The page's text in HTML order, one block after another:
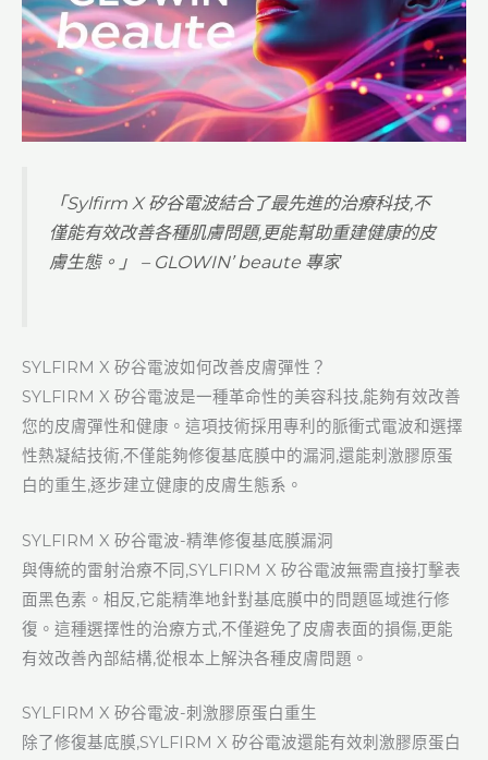
「Sylfirm X 矽谷電波結合了最先進的治療科技,不
僅能有效改善各種肌膚問題,更能幫助重建健康的皮
膚生態。」 – GLOWIN’ beaute 專家
SYLFIRM X 矽谷電波如何改善皮膚彈性？
SYLFIRM X 矽谷電波是一種革命性的美容科技,能夠有效改善
您的皮膚彈性和健康。這項技術採用專利的脈衝式電波和選擇
性熱凝結技術,不僅能夠修復基底膜中的漏洞,還能刺激膠原蛋
白的重生,逐步建立健康的皮膚生態系。
SYLFIRM X 矽谷電波-精準修復基底膜漏洞
與傳統的雷射治療不同,SYLFIRM X 矽谷電波無需直接打擊表
面黑色素。相反,它能精準地針對基底膜中的問題區域進行修
復。這種選擇性的治療方式,不僅避免了皮膚表面的損傷,更能
有效改善內部結構,從根本上解決各種皮膚問題。
SYLFIRM X 矽谷電波-刺激膠原蛋白重生
除了修復基底膜,SYLFIRM X 矽谷電波還能有效刺激膠原蛋白